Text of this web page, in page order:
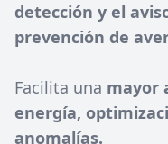
detección y el
prevención de
Facilita una mayor
energía,
anomalías.